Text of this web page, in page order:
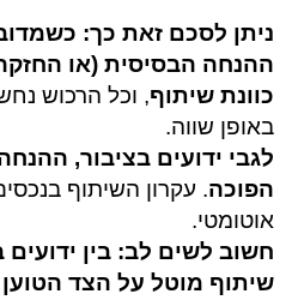
ניתן לסכם זאת כך:
ההנחה הבסיסית (או
כוונת שיתוף, וכל הרכוש
באופן שווה.
לגבי ידועים בציבור,
הפוכה. עקרון השיתוף
אוטומטי.
חשוב לשים לב: בין
שיתוף מוטל על הצד